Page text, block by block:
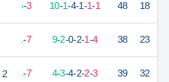
15-3 10-1-4-1-1-1 48 18
11-7 9-2-0-2-1-4 38 23
11-7 4-3-4-2-2-3 39 32